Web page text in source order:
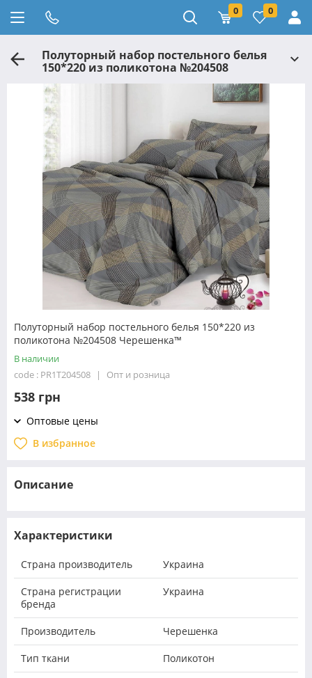
0 0
Полуторный набор постельного белья
150*220 из поликотона №204508
Черешенка™
Полуторный набор постельного белья 150*220 из
поликотона №204508 Черешенка™
В наличии
code : PR1T204508
Опт и розница
538 грн
Оптовые цены
В избранное
Описание
Характеристики
Страна производитель Украина
Страна регистрации
бренда
Украина
Производитель Черешенка
Тип ткани Поликотон